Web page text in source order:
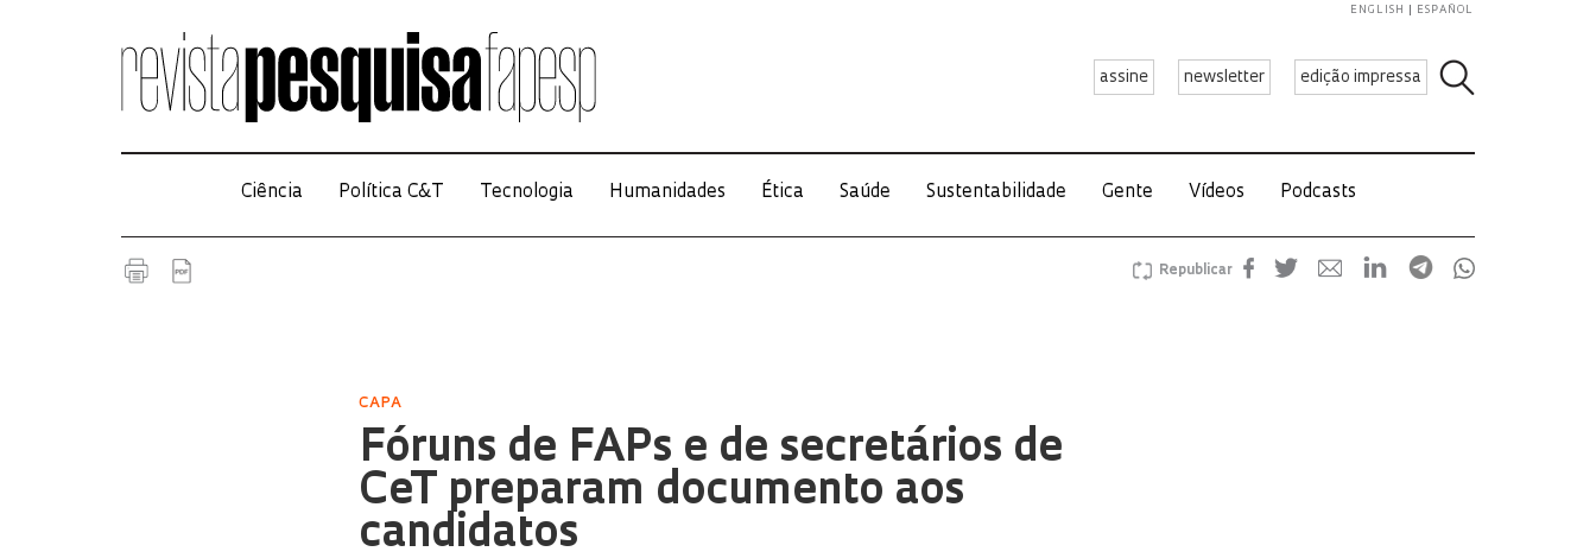
assine newsletter edição impressa
ENGLISH ESPAÑOL
Ciência Política C&T Tecnologia Humanidades Ética Saúde Sustentabilidade Gente Vídeos Podcasts
Republicar
CAPA
Fóruns de FAPs e de secretários de
CeT preparam documento aos
candidatos